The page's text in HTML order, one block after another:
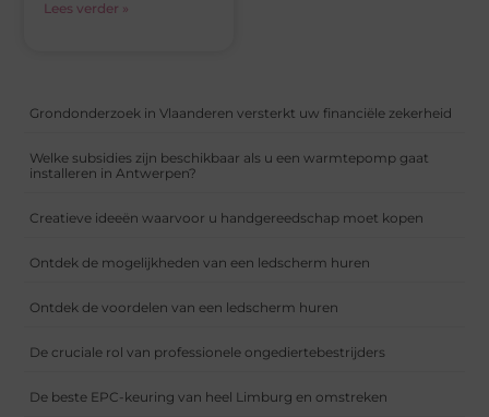
Lees verder »
Grondonderzoek in Vlaanderen versterkt uw financiële zekerheid
Welke subsidies zijn beschikbaar als u een warmtepomp gaat
installeren in Antwerpen?
Creatieve ideeën waarvoor u handgereedschap moet kopen
Ontdek de mogelijkheden van een ledscherm huren
Ontdek de voordelen van een ledscherm huren
De cruciale rol van professionele ongediertebestrijders
De beste EPC-keuring van heel Limburg en omstreken